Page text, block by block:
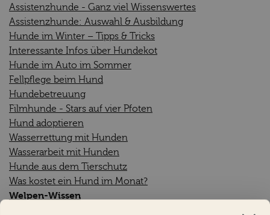
Assistenzhunde - Ganz viel Wissenswertes
Assistenzhunde: Auswahl & Ausbildung
Hunde im Winter – Tipps & Tricks
Interessante Infos über Hundekot
Hunde im Auto im Sommer
Fellpflege beim Hund
Hundebetreuung
Filmhunde - Stars auf vier Pfoten
Hund adoptieren
Wasserrettung mit Hunden
Wasserarbeit mit Hunden
Hunde aus dem Tierschutz
Was kostet ein Hund im Monat?
Welpen-Wissen